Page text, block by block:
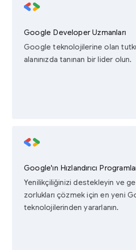
Google Developer Uzmanları
Google teknolojilerine olan
alanınızda tanınan bir lider olun.
Google'ın Hızlandırıcı
Yenilikçiliğinizi destekleyin ve
zorlukları çözmek için en yeni
teknolojilerinden yararlanın.